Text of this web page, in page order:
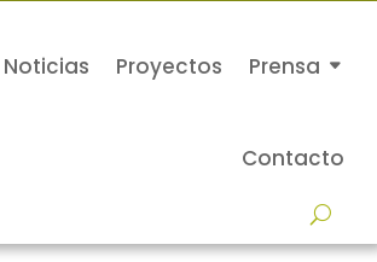
Noticias Proyectos Prensa
Contacto